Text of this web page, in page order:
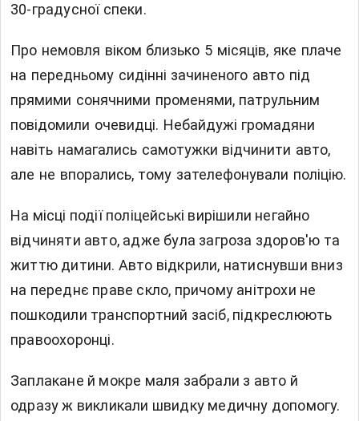
30-градусної спеки.
Про немовля віком близько 5 місяців, яке плаче
на передньому сидінні зачиненого авто під
прямими сонячними променями, патрульним
повідомили очевидці. Небайдужі громадяни
навіть намагались самотужки відчинити авто,
але не впорались, тому зателефонували поліцію.
На місці події поліцейські вирішили негайно
відчиняти авто, адже була загроза здоров'ю та
життю дитини. Авто відкрили, натиснувши вниз
на переднє праве скло, причому анітрохи не
пошкодили транспортний засіб, підкреслюють
правоохоронці.
Заплакане й мокре маля забрали з авто й
одразу ж викликали швидку медичну допомогу.